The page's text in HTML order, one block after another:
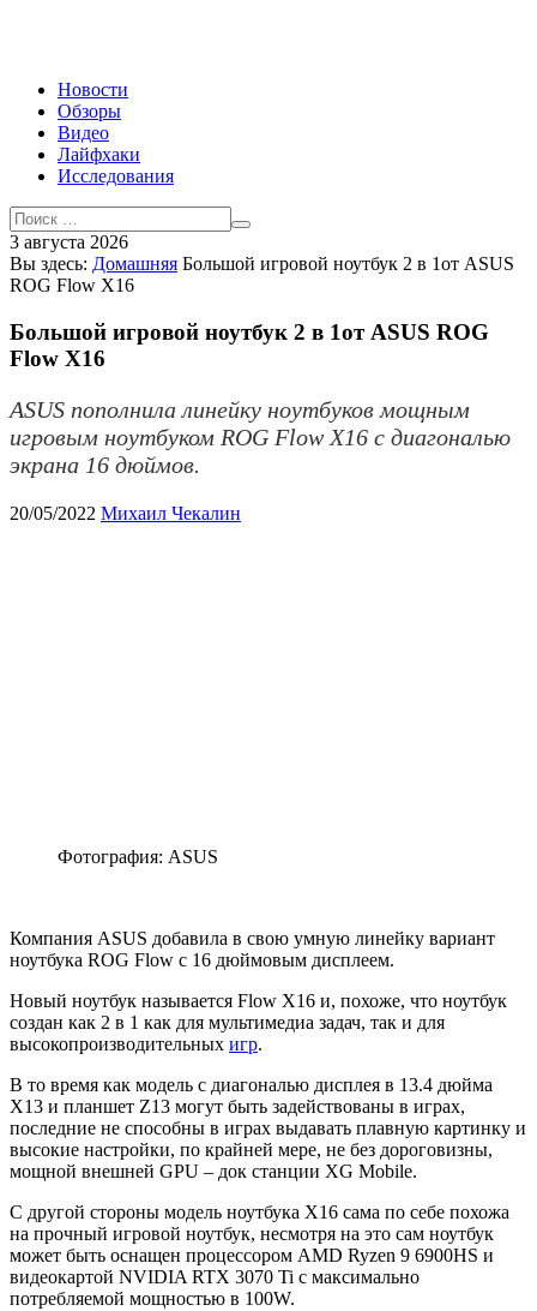
Новости
Обзоры
Видео
Лайфхаки
Исследования
3 августа 2026
Вы здесь: Домашняя Большой игровой ноутбук 2 в 1от ASUS
ROG Flow X16
Большой игровой ноутбук 2 в 1от ASUS ROG
Flow X16
ASUS пополнила линейку ноутбуков мощным
игровым ноутбуком ROG Flow X16 с диагональю
экрана 16 дюймов.
20/05/2022 Михаил Чекалин
Фотография: ASUS
Компания ASUS добавила в свою умную линейку вариант
ноутбука ROG Flow с 16 дюймовым дисплеем.
Новый ноутбук называется Flow X16 и, похоже, что ноутбук
создан как 2 в 1 как для мультимедиа задач, так и для
высокопроизводительных игр.
В то время как модель с диагональю дисплея в 13.4 дюйма
X13 и планшет Z13 могут быть задействованы в играх,
последние не способны в играх выдавать плавную картинку и
высокие настройки, по крайней мере, не без дороговизны,
мощной внешней GPU – док станции XG Mobile.
С другой стороны модель ноутбука X16 сама по себе похожа
на прочный игровой ноутбук, несмотря на это сам ноутбук
может быть оснащен процессором AMD Ryzen 9 6900HS и
видеокартой NVIDIA RTX 3070 Ti с максимально
потребляемой мощностью в 100W.